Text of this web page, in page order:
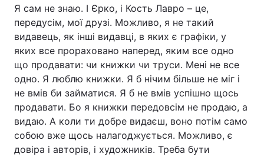
Я сам не знаю. І Єрко, і Кость Лавро – це,
передусім, мої друзі. Можливо, я не такий
видавець, як інші видавці, в яких є графіки, у
яких все прораховано наперед, яким все одно
що продавати: чи книжки чи труси. Мені не все
одно. Я люблю книжки. Я б нічим більше не міг і
не вмів би займатися. Я б не вмів успішно щось
продавати. Бо я книжки передовсім не продаю, а
видаю. А коли ти добре видаєш, воно потім само
собою вже щось налагоджується. Можливо, є
довіра і авторів, і художників. Треба бути